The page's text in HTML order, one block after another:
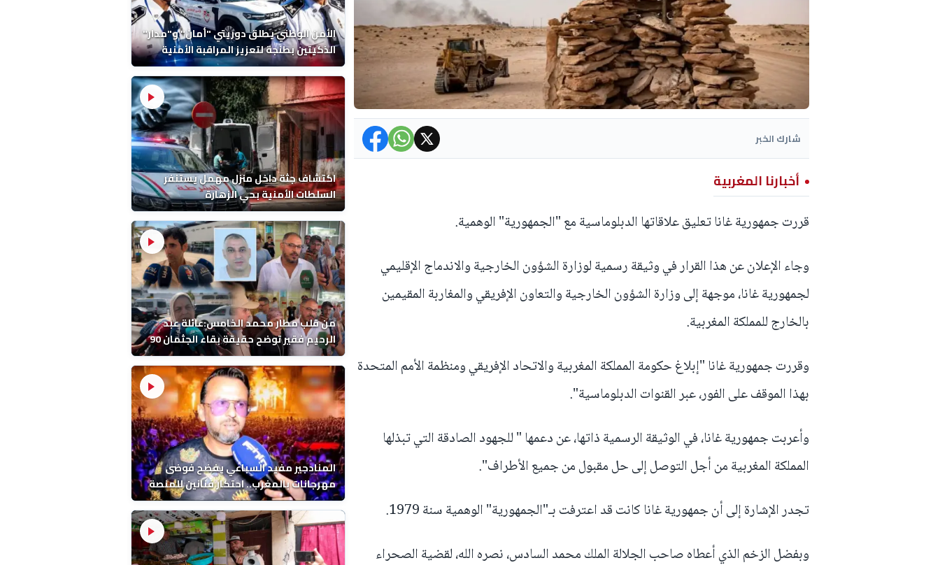
الأمن الوطني يطلق دوريتي "أمان" و"مدار"
الذكيتين بطنجة لتعزيز المراقبة الأمنية
اكتشاف جثة داخل منزل مهمل يستنفر
السلطات الأمنية بحي الزهارة
من قلب مطار محمد الخامس:عائلة عبد
الرحيم فقير توضح حقيقة بقاء الجثمان 90
يوماً قبل إعادته إلى المغرب
المنادجير مفيد السباعي يفضح فوضى
مهرجانات بالمغرب.. احتكار فنانين للمنصة
واقصاء اخرين
شارك الخبر
أخبارنا المغربية
قررت جمهورية غانا تعليق علاقاتها الدبلوماسية مع "الجمهورية" الوهمية.
وجاء الإعلان عن هذا القرار في وثيقة رسمية لوزارة الشؤون الخارجية والاندماج الإقليمي
لجمهورية غانا، موجهة إلى وزارة الشؤون الخارجية والتعاون الإفريقي والمغاربة المقيمين
بالخارج للمملكة المغربية.
وقررت جمهورية غانا "إبلاغ حكومة المملكة المغربية والاتحاد الإفريقي ومنظمة الأمم المتحدة
بهذا الموقف على الفور، عبر القنوات الدبلوماسية".
وأعربت جمهورية غانا، في الوثيقة الرسمية ذاتها، عن دعمها " للجهود الصادقة التي تبذلها
المملكة المغربية من أجل التوصل إلى حل مقبول من جميع الأطراف".
تجدر الإشارة إلى أن جمهورية غانا كانت قد اعترفت بـ"الجمهورية" الوهمية سنة 1979.
وبفضل الزخم الذي أعطاه صاحب الجلالة الملك محمد السادس، نصره الله، لقضية الصحراء